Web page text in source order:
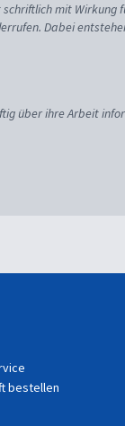
mit
Dabei
über ihre Arbeit
bestellen